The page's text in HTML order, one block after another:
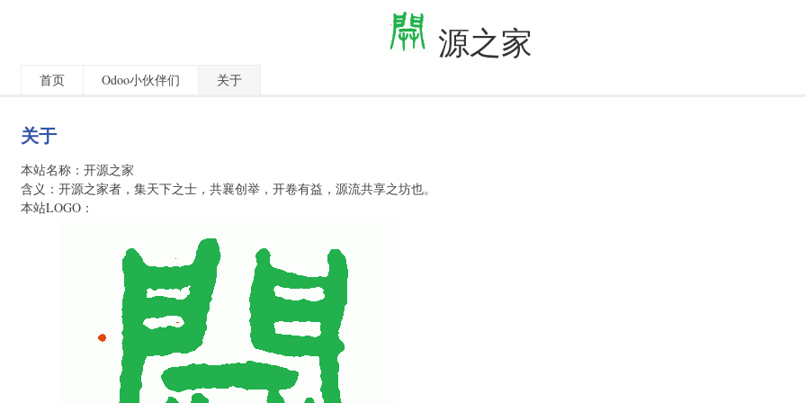
源之家
首页 Odoo小伙伴们 关于
关于
本站名称：开源之家
含义：开源之家者，集天下之士，共襄创举，开卷有益，源流共享之坊也。
本站LOGO：